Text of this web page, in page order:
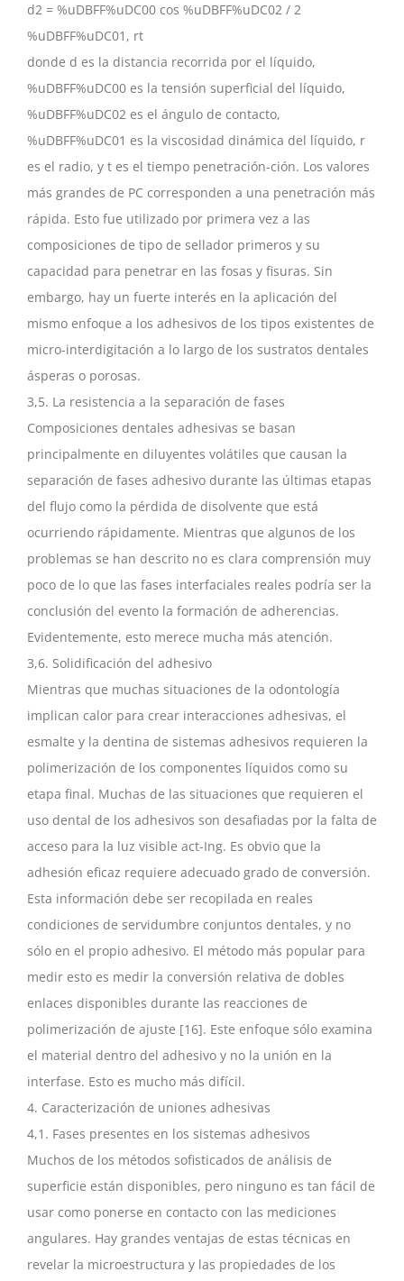
d2 = %uDBFF%uDC00 cos %uDBFF%uDC02 / 2
%uDBFF%uDC01, rt
donde d es la distancia recorrida por el líquido,
%uDBFF%uDC00 es la tensión superficial del líquido,
%uDBFF%uDC02 es el ángulo de contacto,
%uDBFF%uDC01 es la viscosidad dinámica del líquido, r
es el radio, y t es el tiempo penetración-ción. Los valores
más grandes de PC corresponden a una penetración más
rápida. Esto fue utilizado por primera vez a las
composiciones de tipo de sellador primeros y su
capacidad para penetrar en las fosas y fisuras. Sin
embargo, hay un fuerte interés en la aplicación del
mismo enfoque a los adhesivos de los tipos existentes de
micro-interdigitación a lo largo de los sustratos dentales
ásperas o porosas.
3,5. La resistencia a la separación de fases
Composiciones dentales adhesivas se basan
principalmente en diluyentes volátiles que causan la
separación de fases adhesivo durante las últimas etapas
del flujo como la pérdida de disolvente que está
ocurriendo rápidamente. Mientras que algunos de los
problemas se han descrito no es clara comprensión muy
poco de lo que las fases interfaciales reales podría ser la
conclusión del evento la formación de adherencias.
Evidentemente, esto merece mucha más atención.
3,6. Solidificación del adhesivo
Mientras que muchas situaciones de la odontología
implican calor para crear interacciones adhesivas, el
esmalte y la dentina de sistemas adhesivos requieren la
polimerización de los componentes líquidos como su
etapa final. Muchas de las situaciones que requieren el
uso dental de los adhesivos son desafiadas por la falta de
acceso para la luz visible act-Ing. Es obvio que la
adhesión eficaz requiere adecuado grado de conversión.
Esta información debe ser recopilada en reales
condiciones de servidumbre conjuntos dentales, y no
sólo en el propio adhesivo. El método más popular para
medir esto es medir la conversión relativa de dobles
enlaces disponibles durante las reacciones de
polimerización de ajuste [16]. Este enfoque sólo examina
el material dentro del adhesivo y no la unión en la
interfase. Esto es mucho más difícil.
4. Caracterización de uniones adhesivas
4,1. Fases presentes en los sistemas adhesivos
Muchos de los métodos sofisticados de análisis de
superficie están disponibles, pero ninguno es tan fácil de
usar como ponerse en contacto con las mediciones
angulares. Hay grandes ventajas de estas técnicas en
revelar la microestructura y las propiedades de los